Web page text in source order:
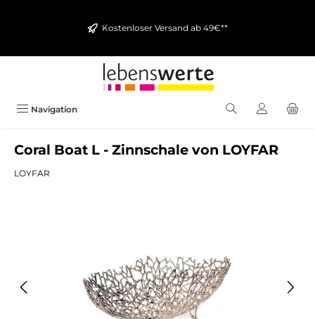
Kostenloser Versand ab 49€**
Navigation
Coral Boat L - Zinnschale von LOYFAR
LOYFAR